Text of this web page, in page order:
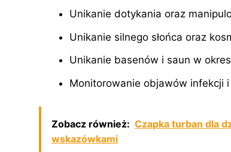
Unikanie dotykania oraz
Unikanie silnego słońca oraz
Unikanie basenów i saun w
Monitorowanie objawów infekcji
Zobacz również: Czapka turban dla
wskazówkami